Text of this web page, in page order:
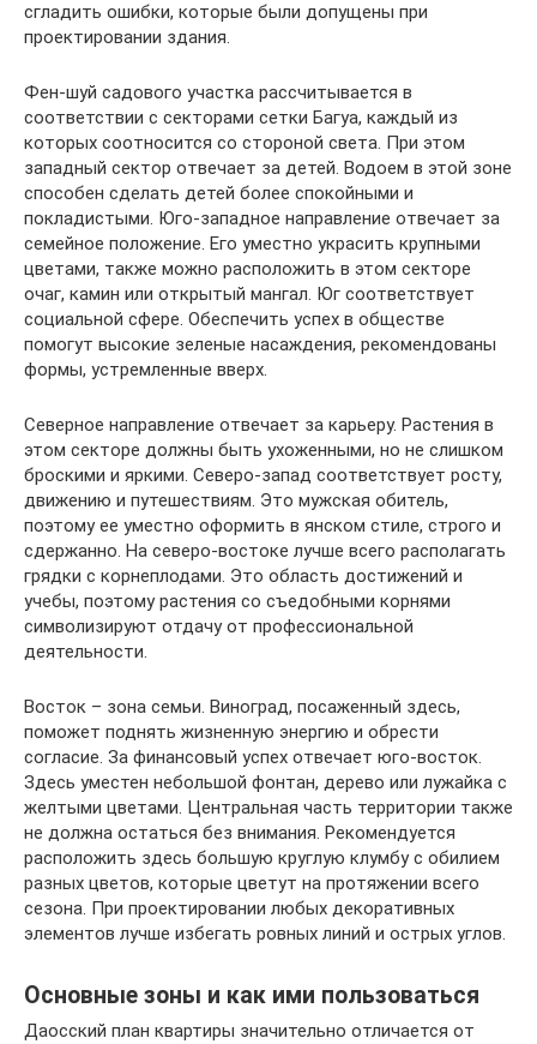
сгладить ошибки, которые были допущены при
проектировании здания.
Фен-шуй садового участка рассчитывается в
соответствии с секторами сетки Багуа, каждый из
которых соотносится со стороной света. При этом
западный сектор отвечает за детей. Водоем в этой зоне
способен сделать детей более спокойными и
покладистыми. Юго-западное направление отвечает за
семейное положение. Его уместно украсить крупными
цветами, также можно расположить в этом секторе
очаг, камин или открытый мангал. Юг соответствует
социальной сфере. Обеспечить успех в обществе
помогут высокие зеленые насаждения, рекомендованы
формы, устремленные вверх.
Северное направление отвечает за карьеру. Растения в
этом секторе должны быть ухоженными, но не слишком
броскими и яркими. Северо-запад соответствует росту,
движению и путешествиям. Это мужская обитель,
поэтому ее уместно оформить в янском стиле, строго и
сдержанно. На северо-востоке лучше всего располагать
грядки с корнеплодами. Это область достижений и
учебы, поэтому растения со съедобными корнями
символизируют отдачу от профессиональной
деятельности.
Восток – зона семьи. Виноград, посаженный здесь,
поможет поднять жизненную энергию и обрести
согласие. За финансовый успех отвечает юго-восток.
Здесь уместен небольшой фонтан, дерево или лужайка с
желтыми цветами. Центральная часть территории также
не должна остаться без внимания. Рекомендуется
расположить здесь большую круглую клумбу с обилием
разных цветов, которые цветут на протяжении всего
сезона. При проектировании любых декоративных
элементов лучше избегать ровных линий и острых углов.
Основные зоны и как ими пользоваться
Даосский план квартиры значительно отличается от